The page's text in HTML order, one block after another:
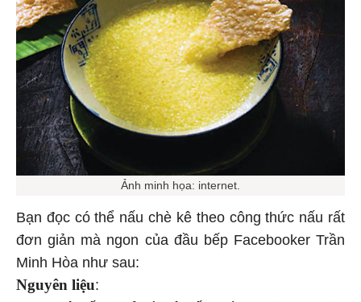
Ảnh minh họa: internet.
Bạn đọc có thể nấu chè kê theo công thức nấu rất
đơn giản mà ngon của đầu bếp Facebooker Trần
Minh Hòa như sau:
Nguyên liệu: